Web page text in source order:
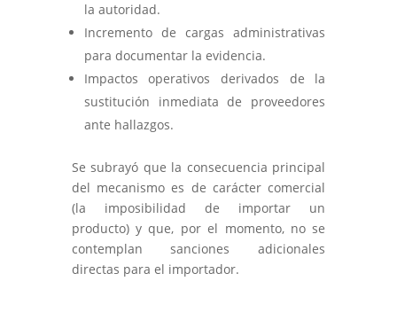
la autoridad.
Incremento de cargas administrativas
para documentar la evidencia.
Impactos operativos derivados de la
sustitución inmediata de proveedores
ante hallazgos.
Se subrayó que la consecuencia principal
del mecanismo es de carácter comercial
(la imposibilidad de importar un
producto) y que, por el momento, no se
contemplan sanciones adicionales
directas para el importador.